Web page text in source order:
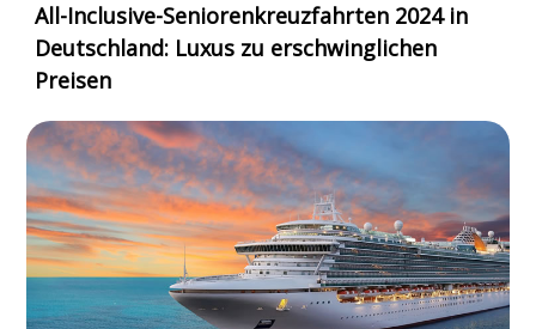
All-Inclusive-Seniorenkreuzfahrten 2024 in
Deutschland: Luxus zu erschwinglichen
Preisen